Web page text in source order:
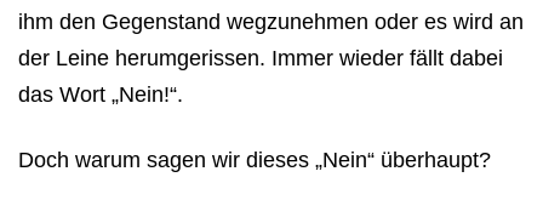
ihm den Gegenstand wegzunehmen oder es wird an
der Leine herumgerissen. Immer wieder fällt dabei
das Wort „Nein!“.
Doch warum sagen wir dieses „Nein“ überhaupt?